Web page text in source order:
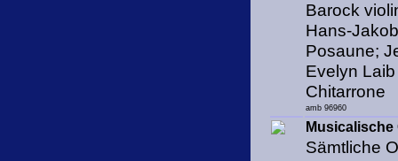
Barock
Hans-
Posaune;
Evelyn
Chitarrone
amb 96960
Sämtliche